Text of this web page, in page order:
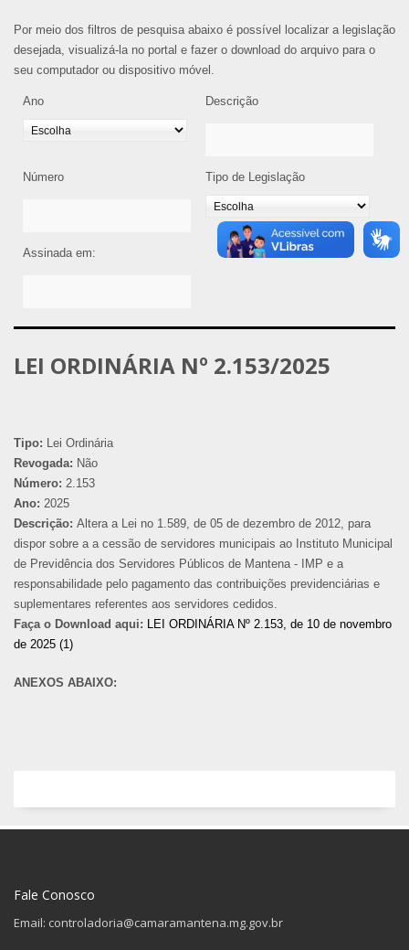
Por meio dos filtros de pesquisa abaixo é possível localizar a legislação
desejada, visualizá-la no portal e fazer o download do arquivo para o
seu computador ou dispositivo móvel.
Ano Descrição
Número Tipo de Legislação
Assinada em:
LEI ORDINÁRIA Nº 2.153/2025
Tipo: Lei Ordinária
Revogada: Não
Número: 2.153
Ano: 2025
Descrição: Altera a Lei no 1.589, de 05 de dezembro de 2012, para
dispor sobre a a cessão de servidores municipais ao Instituto Municipal
de Previdência dos Servidores Públicos de Mantena - IMP e a
responsabilidade pelo pagamento das contribuições previdenciárias e
suplementares referentes aos servidores cedidos.
Faça o Download aqui: LEI ORDINÁRIA Nº 2.153, de 10 de novembro
de 2025 (1)
ANEXOS ABAIXO:
Fale Conosco
Email: controladoria@camaramantena.mg.gov.br